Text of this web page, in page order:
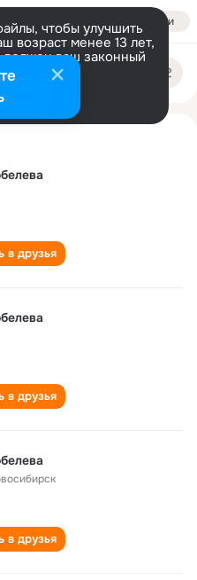
Войти
чтобы улучшить
возраст менее 13 лет,
ваш законный
в друзья
в друзья
в друзья